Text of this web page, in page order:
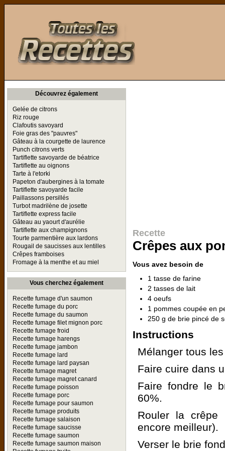
Découvrez également
Gelée de citrons
Riz rouge
Clafoutis savoyard
Foie gras des "pauvres"
Gâteau à la courgette de laurence
Punch citrons verts
Tartiflette savoyarde de béatrice
Tartiflette au oignons
Tarte à l'etorki
Papeton d'aubergines à la tomate
Tartiflette savoyarde facile
Paillassons persillés
Turbot madrilène de josette
Tartiflette express facile
Gâteau au yaourt d'aurélie
Tartiflette aux champignons
Tourte parmentière aux lardons
Rougail de saucisses aux lentilles
Crêpes framboises
Fromage à la menthe et au miel
Vous cherchez également
Recette fumage d'un saumon
Recette fumage du porc
Recette fumage du saumon
Recette fumage filet mignon porc
Recette fumage froid
Recette fumage harengs
Recette fumage jambon
Recette fumage lard
Recette fumage lard paysan
Recette fumage magret
Recette fumage magret canard
Recette fumage poisson
Recette fumage porc
Recette fumage pour saumon
Recette fumage produits
Recette fumage salaison
Recette fumage saucisse
Recette fumage saumon
Recette fumage saumon maison
Recette
Crêpes aux
Vous avez besoin de
1 tasse de farine
2 tasses de lait
4 oeufs
1 pommes coupée en
250 g de brie pincé de
Instructions
Mélanger tous
Faire cuire dans
Faire fondre le
60%.
Rouler la crêpe
encore meilleur).
Verser le brie